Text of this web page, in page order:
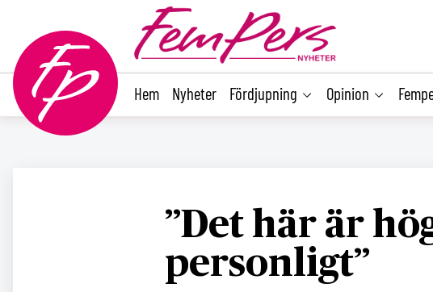
Hem Nyheter Fördjupning Opinion
”Det här är
personligt”